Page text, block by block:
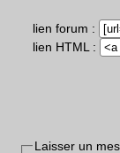
lien forum :
lien HTML :
Laisser un